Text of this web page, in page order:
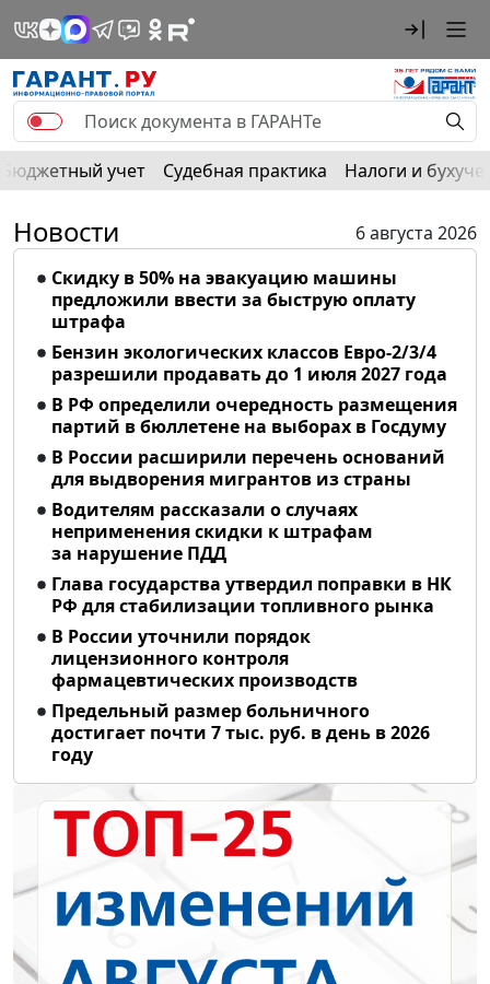
Бюджетный учет Судебная практика Налоги и
Новости
6 августа 2026
Скидку в 50% на эвакуацию машины
предложили ввести за быструю оплату
штрафа
Бензин экологических классов Евро-2/3/4
разрешили продавать до 1 июля 2027 года
В РФ определили очередность размещения
партий в бюллетене на выборах в Госдуму
В России расширили перечень оснований
для выдворения мигрантов из страны
Водителям рассказали о случаях
неприменения скидки к штрафам
за нарушение ПДД
Глава государства утвердил поправки в НК
РФ для стабилизации топливного рынка
В России уточнили порядок
лицензионного контроля
фармацевтических производств
Предельный размер больничного
достигает почти 7 тыс. руб. в день в 2026
году